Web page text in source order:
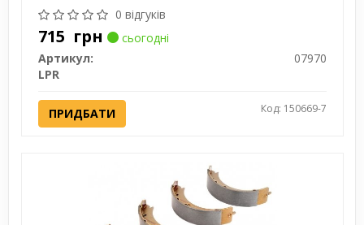
0 відгуків
715 грн
сьогодні
Артикул:
07970
LPR
ПРИДБАТИ Код: 150669-7